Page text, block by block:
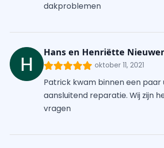
dakproblemen
Hans en Henriëtte
oktober 11, 2021
Patrick kwam binnen een
aansluitend reparatie. Wij zijn
vragen